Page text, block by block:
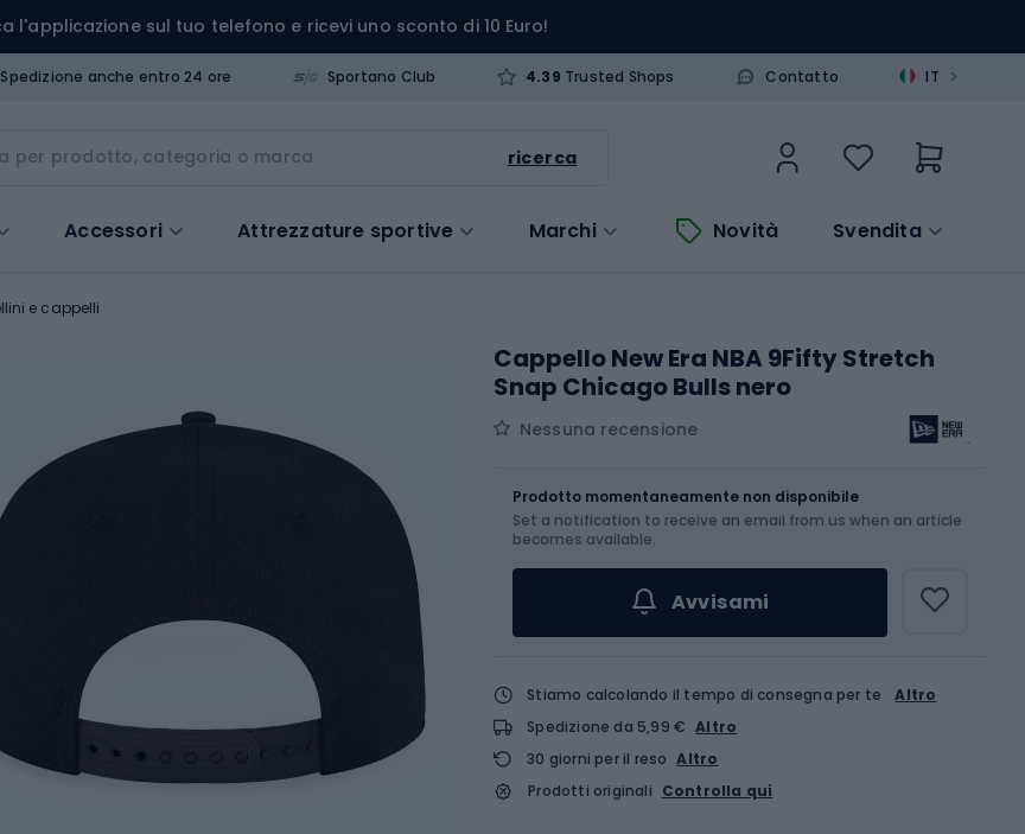
l'applicazione sul tuo telefono e ricevi uno sconto di 10 Euro!
Spedizione anche entro 24 ore Sportano Club 4.39 Trusted Shops Contatto IT >
ricerca
Accessori Attrezzature sportive Marchi Novità Svendita
e cappelli
Cappello New Era NBA 9Fifty Stretch
Snap Chicago Bulls nero
Nessuna recensione
Scegli un'opzione...
Prodotto momentaneamente non disponibile
Set a notification to receive an email from us when an article
becomes available.
Avvisami
Stiamo calcolando il tempo di consegna per te
Altro
Spedizione da 5,99 € Altro
30 giorni per il reso Altro
Prodotti originali Controlla qui